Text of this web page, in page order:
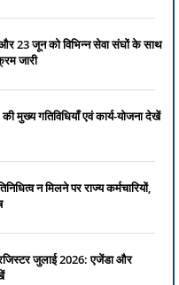
जून को विभिन्न सेवा संघों के साथ
जारी
गतिविधियाँ एवं कार्य-योजना देखें
न मिलने पर राज्य कर्मचारियों,
जुलाई 2026: एजेंडा और